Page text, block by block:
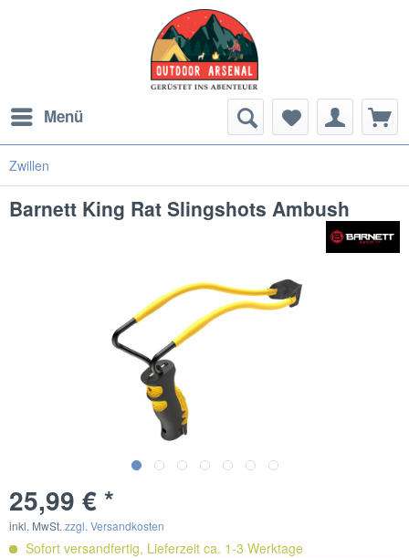
Menü
Zwillen
Barnett King Rat Slingshots Ambush
25,99 € *
inkl. MwSt. zzgl. Versandkosten
Sofort versandfertig, Lieferzeit ca. 1-3 Werktage